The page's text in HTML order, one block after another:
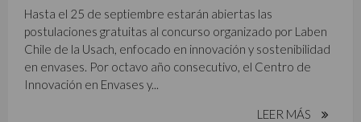
Hasta el 25 de septiembre estarán abiertas las
postulaciones gratuitas al concurso organizado por Laben
Chile de la Usach, enfocado en innovación y sostenibilidad
en envases. Por octavo año consecutivo, el Centro de
Innovación en Envases y...
LEER MÁS